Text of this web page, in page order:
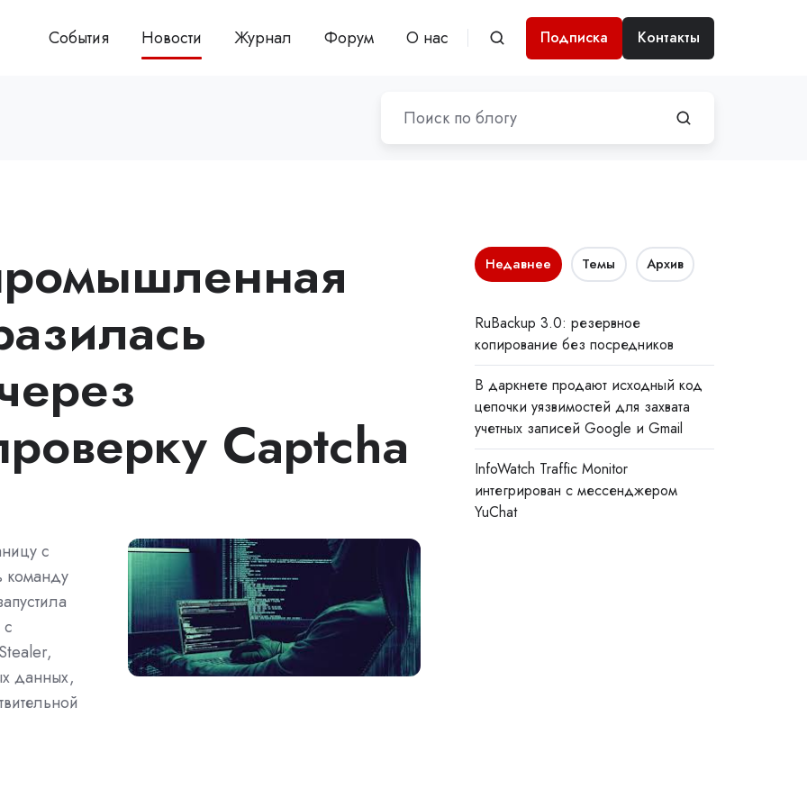
События Новости Журнал Форум О нас Подписка Контакты
Captcha
с
команду
данных,
Недавнее Темы Архив
RuBackup 3.0: резервное
копирование без посредников
В даркнете продают исходный код
цепочки уязвимостей для захвата
учетных записей Google и Gmail
InfoWatch Traffic Monitor
интегрирован с мессенджером
YuChat